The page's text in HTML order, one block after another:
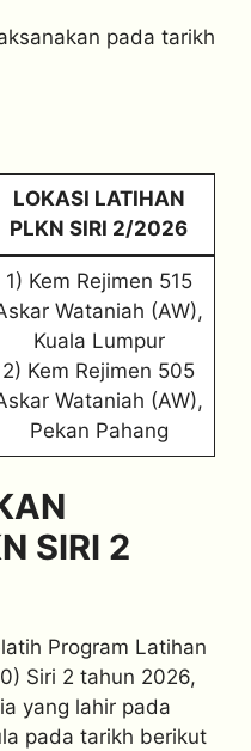
pada tarikh
LOKASI LATIHAN
PLKN SIRI 2/2026
1) Kem Rejimen 515
Wataniah (AW),
Kuala Lumpur
2) Kem Rejimen 505
Wataniah (AW),
Pekan Pahang
SIRI 2
Program Latihan
Siri 2 tahun 2026,
yang lahir pada
pada tarikh berikut